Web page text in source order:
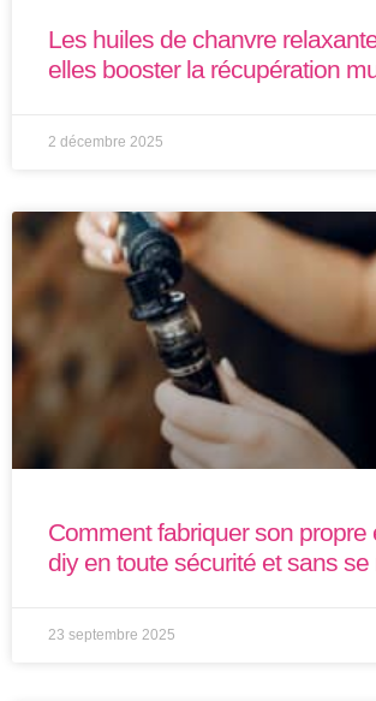
Les huiles de chanvre
elles booster la récupération
2 décembre 2025
Comment fabriquer son propre
diy en toute sécurité et sans se
23 septembre 2025